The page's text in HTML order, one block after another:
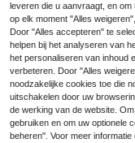
nctioneel T-shirt met Korte
n Zomer, Streetwear
leveren die u aanvraagt, en
op elk moment "Alles
Door "Alles accepteren" te
helpen bij het analyseren van
het personaliseren van inhoud
verbeteren. Door "Alles
noodzakelijke cookies toe die
uitschakelen door uw
de werking van de website.
gebruiken en om uw optionele
beheren". Voor meer